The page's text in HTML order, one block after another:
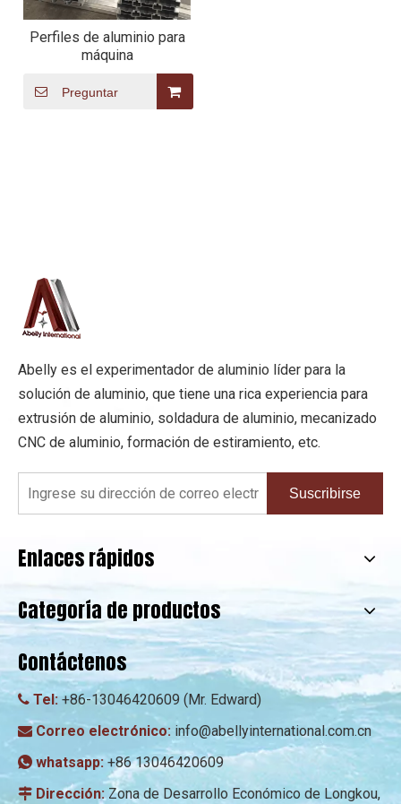
Perfiles de aluminio para
máquina
Preguntar
Abelly es el experimentador de aluminio líder para la
solución de aluminio, que tiene una rica experiencia para
extrusión de aluminio, soldadura de aluminio, mecanizado
CNC de aluminio, formación de estiramiento, etc.
Suscribirse
Enlaces rápidos
Categoría de productos
Contáctenos
 Tel: +86-13046420609 (Mr. Edward)
 Correo electrónico: info@abellyinternational.com.cn
 whatsapp:+86 13046420609
 Dirección: Zona de Desarrollo Económico de Longkou,